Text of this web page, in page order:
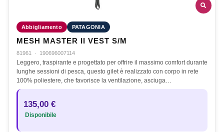
Abbigliamento PATAGONIA
MESH MASTER II VEST S/M
81961 · 190696007114
Leggero, traspirante e progettato per offrire il massimo comfort durante
lunghe sessioni di pesca, questo gilet è realizzato con corpo in rete
100% poliestere, che favorisce la ventilazione, asciuga…
135,00 €
Disponibile